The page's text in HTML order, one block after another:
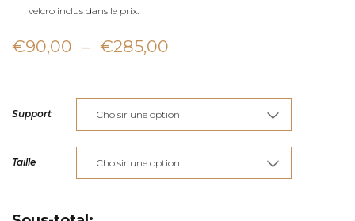
velcro inclus dans le prix.
€90,00 – €285,00
prix :
€90,00
à
€285,00
Support
Taille